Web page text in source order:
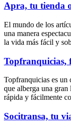
Apra, tu tienda
El mundo de los
una manera
la vida más fácil y
Topfranquicias,
Topfranquicias es un
que alberga una
rápida y fácilmente
Socitransa, tu